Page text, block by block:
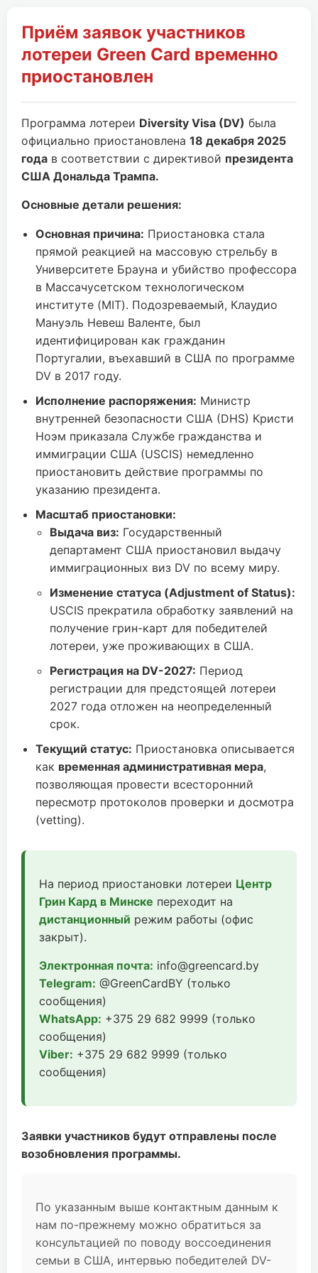
Приём заявок участников
лотереи Green Card временно
приостановлен
Программа лотереи Diversity Visa (DV) была
официально приостановлена 18 декабря 2025
года в соответствии с директивой президента
США Дональда Трампа.
Основные детали решения:
Основная причина: Приостановка стала
прямой реакцией на массовую стрельбу в
Университете Брауна и убийство профессора
в Массачусетском технологическом
институте (MIT). Подозреваемый, Клаудио
Мануэль Невеш Валенте, был
идентифицирован как гражданин
Португалии, въехавший в США по программе
DV в 2017 году.
Исполнение распоряжения: Министр
внутренней безопасности США (DHS) Кристи
Ноэм приказала Службе гражданства и
иммиграции США (USCIS) немедленно
приостановить действие программы по
указанию президента.
Масштаб приостановки:
Выдача виз: Государственный
департамент США приостановил выдачу
иммиграционных виз DV по всему миру.
Изменение статуса (Adjustment of Status):
USCIS прекратила обработку заявлений на
получение грин-карт для победителей
лотереи, уже проживающих в США.
Регистрация на DV-2027: Период
регистрации для предстоящей лотереи
2027 года отложен на неопределенный
срок.
Текущий статус: Приостановка описывается
как временная административная мера,
позволяющая провести всесторонний
пересмотр протоколов проверки и досмотра
(vetting).
На период приостановки лотереи Центр
Грин Кард в Минске переходит на
дистанционный режим работы (офис
закрыт).
Электронная почта: info@greencard.by
Telegram: @GreenCardBY (только
сообщения)
WhatsApp: +375 29 682 9999 (только
сообщения)
Viber: +375 29 682 9999 (только
сообщения)
Заявки участников будут отправлены после
возобновления программы.
По указанным выше контактным данным к
нам по-прежнему можно обратиться за
консультацией по поводу воссоединения
семьи в США, интервью победителей DV-